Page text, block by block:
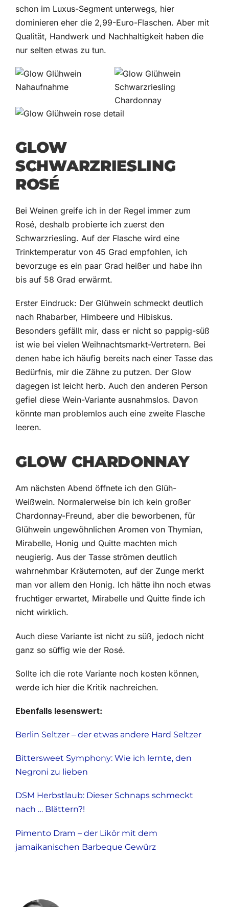
schon im Luxus-Segment unterwegs, hier
dominieren eher die 2,99-Euro-Flaschen. Aber mit
Qualität, Handwerk und Nachhaltigkeit haben die
nur selten etwas zu tun.
GLOW
SCHWARZRIESLING
ROSÉ
Bei Weinen greife ich in der Regel immer zum
Rosé, deshalb probierte ich zuerst den
Schwarzriesling. Auf der Flasche wird eine
Trinktemperatur von 45 Grad empfohlen, ich
bevorzuge es ein paar Grad heißer und habe ihn
bis auf 58 Grad erwärmt.
Erster Eindruck: Der Glühwein schmeckt deutlich
nach Rhabarber, Himbeere und Hibiskus.
Besonders gefällt mir, dass er nicht so pappig-süß
ist wie bei vielen Weihnachtsmarkt-Vertretern. Bei
denen habe ich häufig bereits nach einer Tasse das
Bedürfnis, mir die Zähne zu putzen. Der Glow
dagegen ist leicht herb. Auch den anderen Person
gefiel diese Wein-Variante ausnahmslos. Davon
könnte man problemlos auch eine zweite Flasche
leeren.
GLOW CHARDONNAY
Am nächsten Abend öffnete ich den Glüh-
Weißwein. Normalerweise bin ich kein großer
Chardonnay-Freund, aber die beworbenen, für
Glühwein ungewöhnlichen Aromen von Thymian,
Mirabelle, Honig und Quitte machten mich
neugierig. Aus der Tasse strömen deutlich
wahrnehmbar Kräuternoten, auf der Zunge merkt
man vor allem den Honig. Ich hätte ihn noch etwas
fruchtiger erwartet, Mirabelle und Quitte finde ich
nicht wirklich.
Auch diese Variante ist nicht zu süß, jedoch nicht
ganz so süffig wie der Rosé.
Sollte ich die rote Variante noch kosten können,
werde ich hier die Kritik nachreichen.
Ebenfalls lesenswert:
Berlin Seltzer – der etwas andere Hard Seltzer
Bittersweet Symphony: Wie ich lernte, den
Negroni zu lieben
DSM Herbstlaub: Dieser Schnaps schmeckt
nach … Blättern?!
Pimento Dram – der Likör mit dem
jamaikanischen Barbeque Gewürz